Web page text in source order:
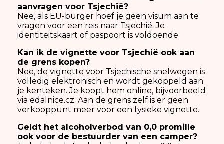
aanvragen voor Tsjechië?
Nee, als EU-burger hoef je geen visum aan te
vragen voor een reis naar Tsjechië. Je
identiteitskaart of paspoort is voldoende.
Kan ik de vignette voor Tsjechië ook aan
de grens kopen?
Nee, de vignette voor Tsjechische snelwegen is
volledig elektronisch en wordt gekoppeld aan
je kenteken. Je koopt hem online, bijvoorbeeld
via edalnice.cz. Aan de grens zelf is er geen
verkooppunt meer voor een fysieke vignette.
Geldt het alcoholverbod van 0,0 promille
ook voor de bestuurder van een camper?